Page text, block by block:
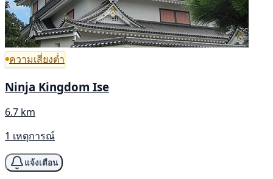
ความเสี่ยงต่ำ
Ninja Kingdom Ise
6.7 km
1 เหตุการณ์
แจ้งเตือน